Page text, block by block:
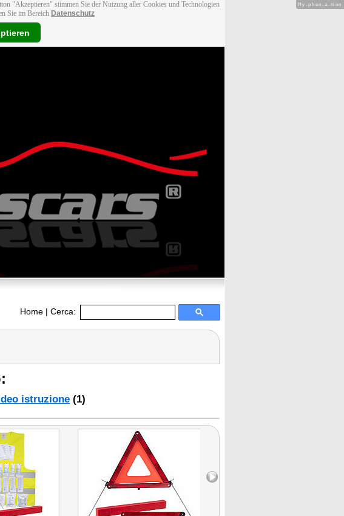
"Akzeptieren" stimmen Sie der Nutzung aller Cookies und Technologien
Sie im Bereich Datenschutz
Home | Cerca:
istruzione (1)
Hy-phen-a-tion